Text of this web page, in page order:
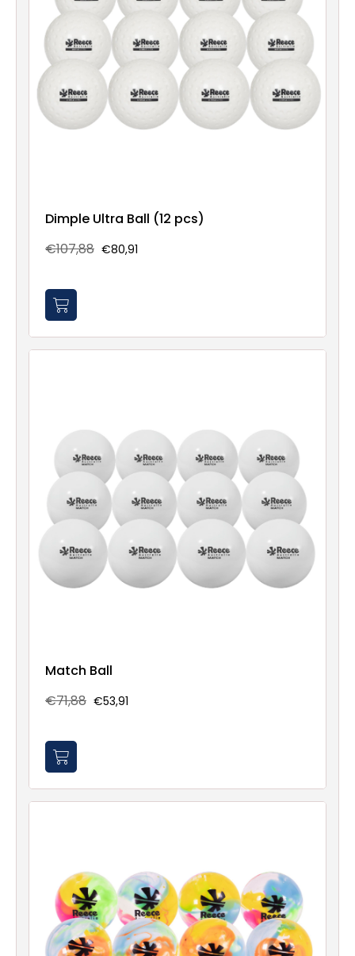
Dimple Ultra Ball (12 pcs)
€107,88 €80,91
Match Ball
€71,88 €53,91